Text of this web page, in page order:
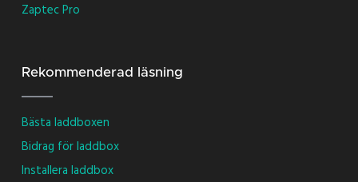
Zaptec Pro
Rekommenderad läsning
Bästa laddboxen
Bidrag för laddbox
Installera laddbox